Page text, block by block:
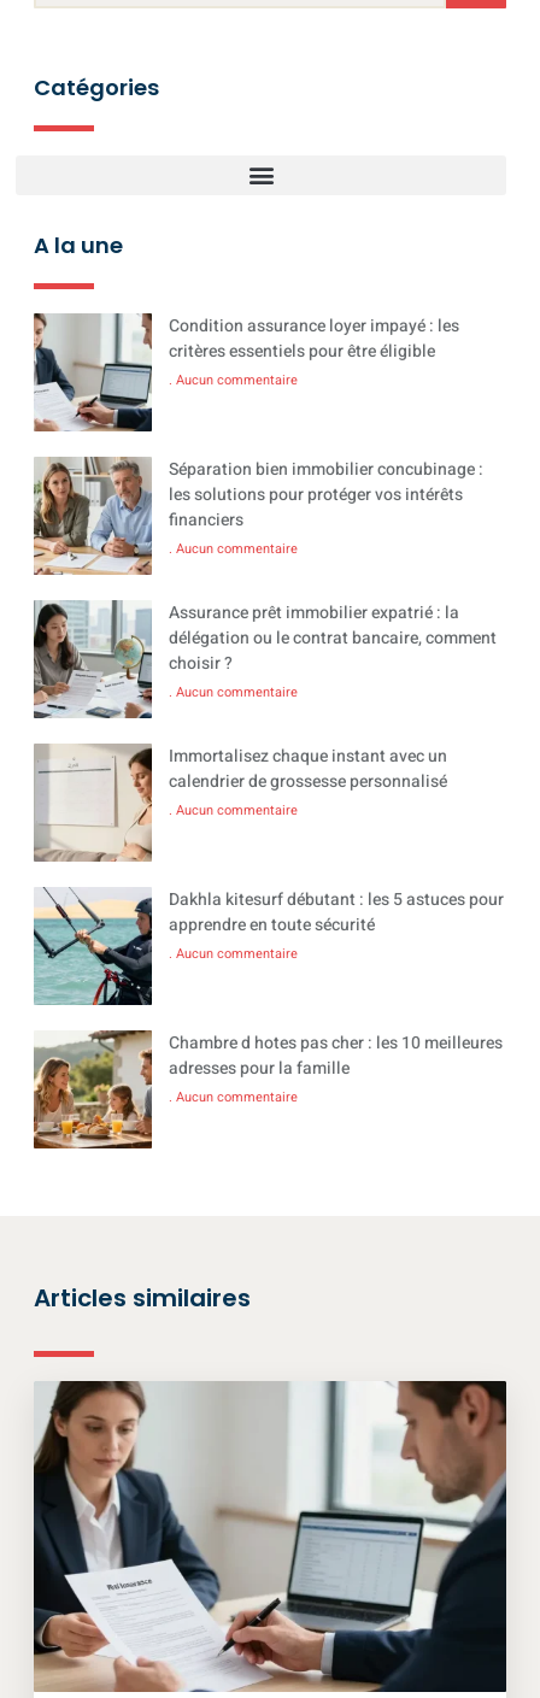
Catégories
A la une
Condition assurance loyer impayé : les
critères essentiels pour être éligible
Aucun commentaire
Séparation bien immobilier concubinage :
les solutions pour protéger vos intérêts
financiers
Aucun commentaire
Assurance prêt immobilier expatrié : la
délégation ou le contrat bancaire, comment
choisir ?
Aucun commentaire
Immortalisez chaque instant avec un
calendrier de grossesse personnalisé
Aucun commentaire
Dakhla kitesurf débutant : les 5 astuces pour
apprendre en toute sécurité
Aucun commentaire
Chambre d hotes pas cher : les 10 meilleures
adresses pour la famille
Aucun commentaire
Articles similaires